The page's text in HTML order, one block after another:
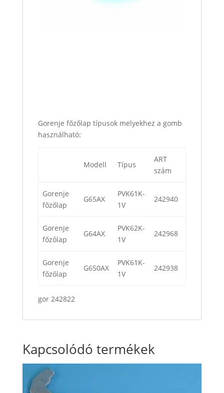
Gorenje főzőlap típusok melyekhez a gomb
használható:
Modell Típus
ART
szám
Gorenje
főzőlap
G65AX
PVK61K-
1V
242940
Gorenje
főzőlap
G64AX
PVK62K-
1V
242968
Gorenje
főzőlap
G650AX
PVK61K-
1V
242938
gor 242822
Kapcsolódó termékek